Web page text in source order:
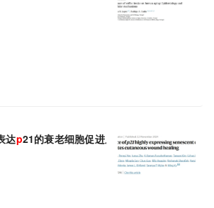
达p21的衰老细胞促进皮肤伤口愈合